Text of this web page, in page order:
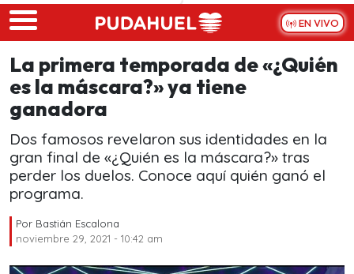
Skip to main content
EN VIVO
La primera temporada de «¿Quién
es la máscara?» ya tiene
ganadora
Dos famosos revelaron sus identidades en la
gran final de «¿Quién es la máscara?» tras
perder los duelos. Conoce aquí quién ganó el
programa.
Por Bastián Escalona
noviembre 29, 2021 - 10:42 am